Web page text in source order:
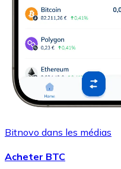
Bitnovo dans les médias
Acheter BTC